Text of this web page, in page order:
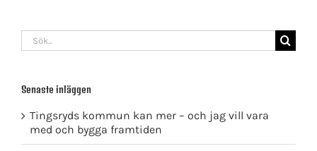
Sök
efter:
Senaste inläggen
Tingsryds kommun kan mer – och jag vill vara
med och bygga framtiden